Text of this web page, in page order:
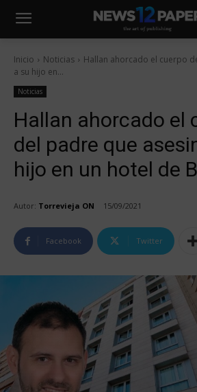
Inicio Noticias
Hallan ahorcado el cuerpo
a su hijo en...
Noticias
Hallan ahorcado el
del padre que
hijo en un hotel de
Autor: Torrevieja ON 15/09/2021
Facebook Twitter